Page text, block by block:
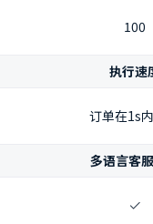
100
执行速
订单在1s
多语言客